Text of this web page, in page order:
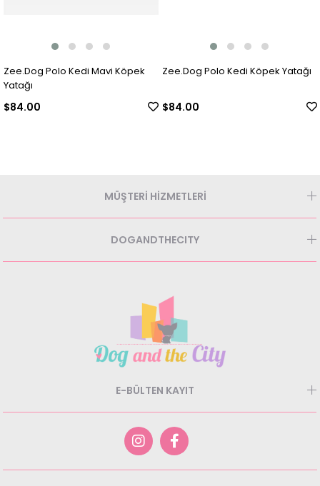
Zee.Dog Polo Kedi Mavi Köpek
Yatağı
$84.00
Zee.Dog Polo Kedi Köpek Yatağı
$84.00
MÜŞTERİ HİZMETLERİ
DOGANDTHECITY
E-BÜLTEN KAYIT